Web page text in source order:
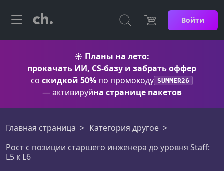
Войти
☀️ Планы на лето:
прокачать ИИ, CS-базу и забрать оффер
со скидкой 50% по промокоду SUMMER26
— активируйна странице пакетов
Главная страница
Категория другое
Рост с позиции старшего инженера до уровня Staff:
L5 к L6